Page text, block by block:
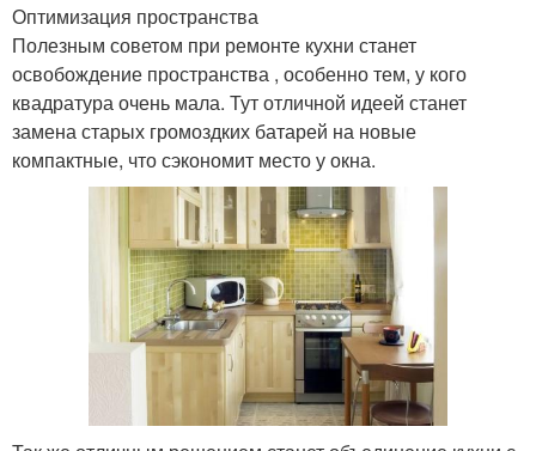
Оптимизация пространства
Полезным советом при ремонте кухни станет
освобождение пространства , особенно тем, у кого
квадратура очень мала. Тут отличной идеей станет
замена старых громоздких батарей на новые
компактные, что сэкономит место у окна.